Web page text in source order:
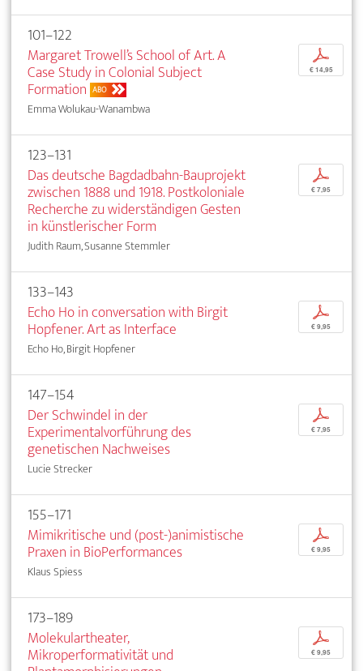
101–122
Margaret Trowell’s School of Art. A
Case Study in Colonial Subject
Formation ABO
Emma Wolukau-Wanambwa
p
€ 14,95
123–131
Das deutsche Bagdadbahn-Bauprojekt
zwischen 1888 und 1918. Postkoloniale
Recherche zu widerständigen Gesten
in künstlerischer Form
Judith Raum, Susanne Stemmler
p
€ 7,95
133–143
Echo Ho in conversation with Birgit
Hopfener. Art as Interface
Echo Ho, Birgit Hopfener
p
€ 9,95
147–154
Der Schwindel in der
Experimentalvorführung des
genetischen Nachweises
Lucie Strecker
p
€ 7,95
155–171
Mimikritische und (post-)animistische
Praxen in BioPerformances
Klaus Spiess
p
€ 9,95
173–189
Molekulartheater,
Mikroperformativität und
p
€ 9,95